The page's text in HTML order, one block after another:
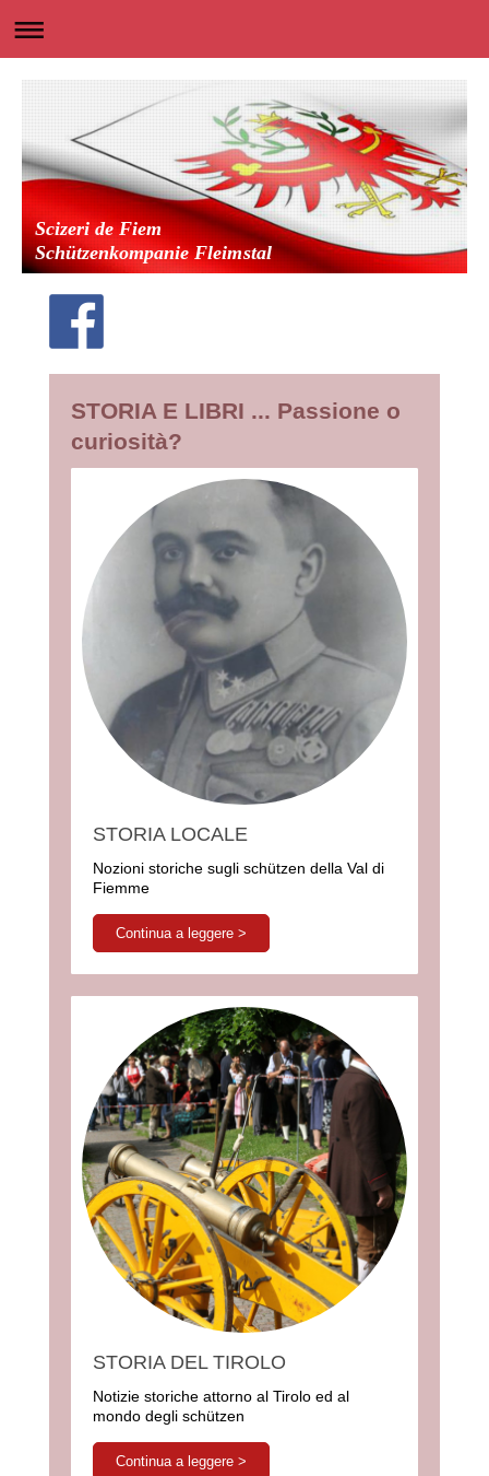
Scizeri de Fiem
Schützenkompanie Fleimstal
STORIA E LIBRI ... Passione o
curiosità?
STORIA LOCALE
Nozioni storiche sugli schützen della Val di
Fiemme
Continua a leggere >
STORIA DEL TIROLO
Notizie storiche attorno al Tirolo ed al
mondo degli schützen
Continua a leggere >